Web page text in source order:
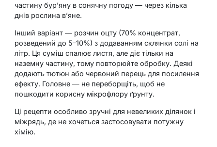
частину бур’яну в сонячну погоду — через кілька
днів рослина в’яне.
Інший варіант — розчин оцту (70% концентрат,
розведений до 5–10%) з додаванням склянки солі на
літр. Ця суміш спалює листя, але діє тільки на
наземну частину, тому повторюйте обробку. Деякі
додають тютюн або червоний перець для посилення
ефекту. Головне — не переборщіть, щоб не
пошкодити корисну мікрофлору ґрунту.
Ці рецепти особливо зручні для невеликих ділянок і
міжрядь, де не хочеться застосовувати потужну
хімію.